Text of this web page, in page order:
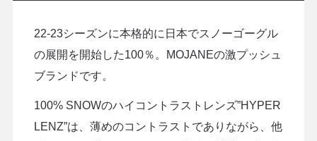
22-23シーズンに本格的に日本でスノーゴーグル
の展開を開始した100％。MOJANEの激プッシュ
ブランドです。
100% SNOWのハイコントラストレンズ”HYPER
LENZ”は、薄めのコントラストでありながら、他